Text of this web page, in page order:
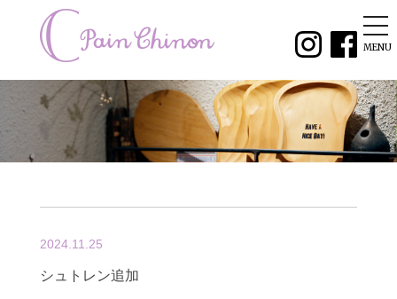
MENU
2024.11.25
シュトレン追加